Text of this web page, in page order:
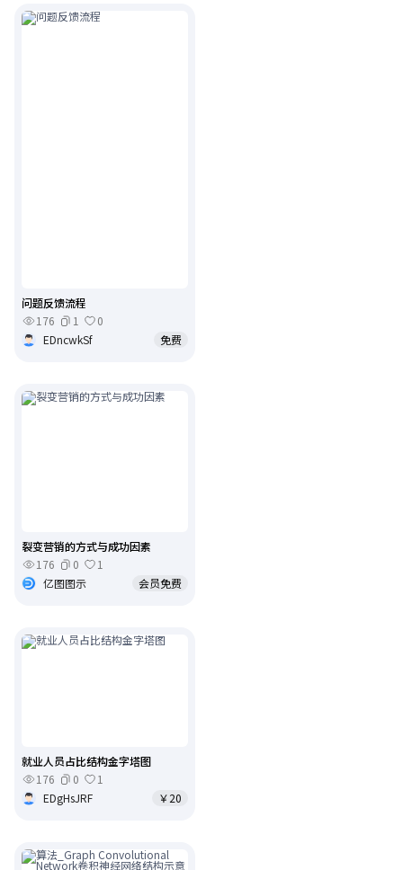
问题反馈流程
176
1
0
EDncwkSf
免费
裂变营销的方式与成功因素
176
0
1
亿图图示
会员免费
就业人员占比结构金字塔图
176
0
1
EDgHsJRF
￥20